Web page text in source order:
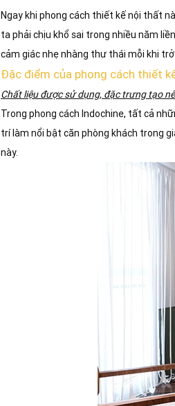
Ngay khi phong cách thiết kế nội thất
ta phải chịu khổ sai trong nhiều năm
cảm giác nhẹ nhàng thư thái mỗi khi
Đặc điểm của phong cách thiết
Chất liệu được sử dụng, đặc trưng tạo
Trong phong cách Indochine, tất cả
trí làm nổi bật căn phòng khách trong
này.